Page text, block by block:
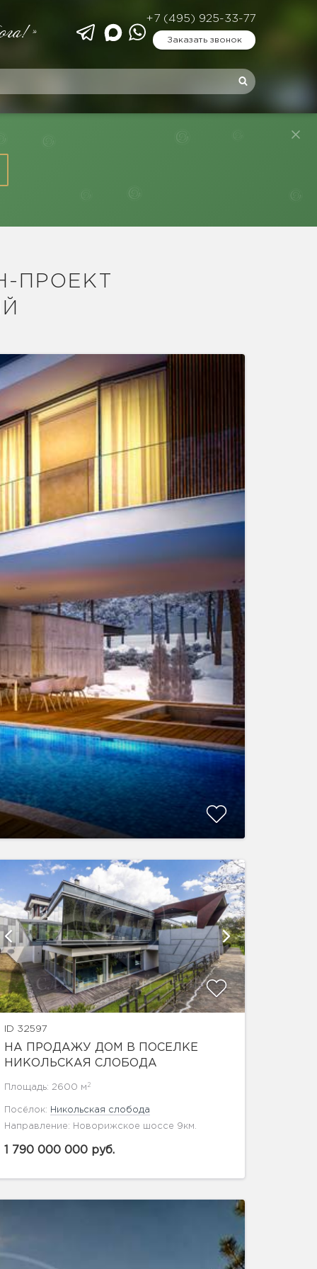
+7 (495) 925-33-77
Заказать звонок
ПРОЕКТ
ID 32597
НА ПРОДАЖУ ДОМ В ПОСЕЛКЕ
НИКОЛЬСКАЯ СЛОБОДА
Площадь: 2600 м 2
Посёлок: Никольская слобода
Направление: Новорижское шоссе 9км.
1 790 000 000 руб.